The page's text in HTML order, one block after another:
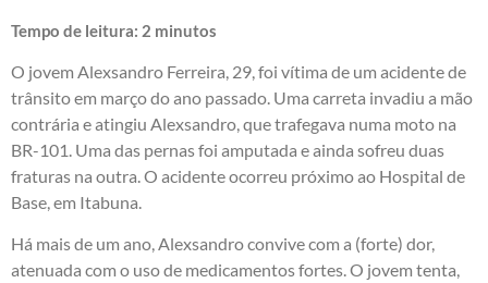
Tempo de leitura: 2 minutos
O jovem Alexsandro Ferreira, 29, foi vítima de um acidente de
trânsito em março do ano passado. Uma carreta invadiu a mão
contrária e atingiu Alexsandro, que trafegava numa moto na
BR-101. Uma das pernas foi amputada e ainda sofreu duas
fraturas na outra. O acidente ocorreu próximo ao Hospital de
Base, em Itabuna.
Há mais de um ano, Alexsandro convive com a (forte) dor,
atenuada com o uso de medicamentos fortes. O jovem tenta,